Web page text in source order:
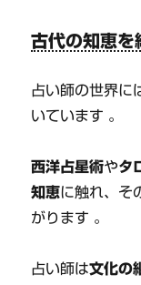
古代の知恵を
占い師の世界に
いています 。
西洋占星術やタ
知恵に触れ、そ
がります 。
占い師は文化の